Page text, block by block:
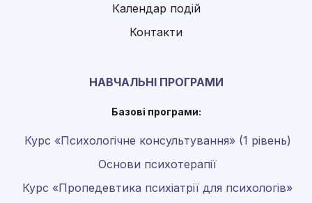
Календар подій
Контакти
НАВЧАЛЬНІ ПРОГРАМИ
Базові програми:
Курс «Психологічне консультування» (1 рівень)
Основи психотерапії
Курс «Пропедевтика психіатрії для психологів»